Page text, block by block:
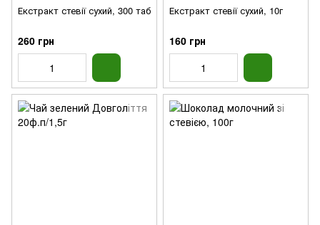
Екстракт стевії сухий, 300 таб
260 грн
Екстракт стевії сухий, 10г
160 грн